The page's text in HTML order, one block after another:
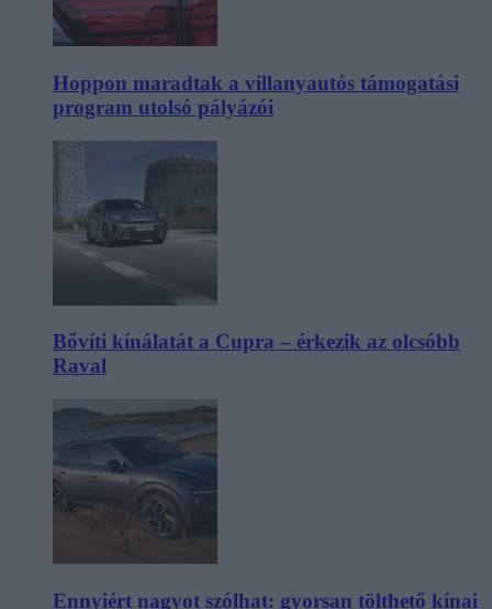
Hoppon maradtak a villanyautós támogatási
program utolsó pályázói
Bővíti kínálatát a Cupra – érkezik az olcsóbb
Raval
Ennyiért nagyot szólhat: gyorsan tölthető kínai